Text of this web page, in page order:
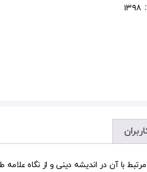
1398
با آن در اندیشه دینی و از نگاه علامه